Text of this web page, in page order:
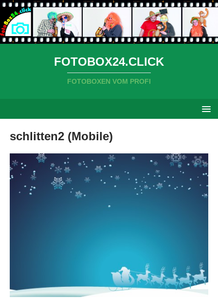
FOTOBOX24.CLICK
FOTOBOXEN VOM PROFI
schlitten2 (Mobile)